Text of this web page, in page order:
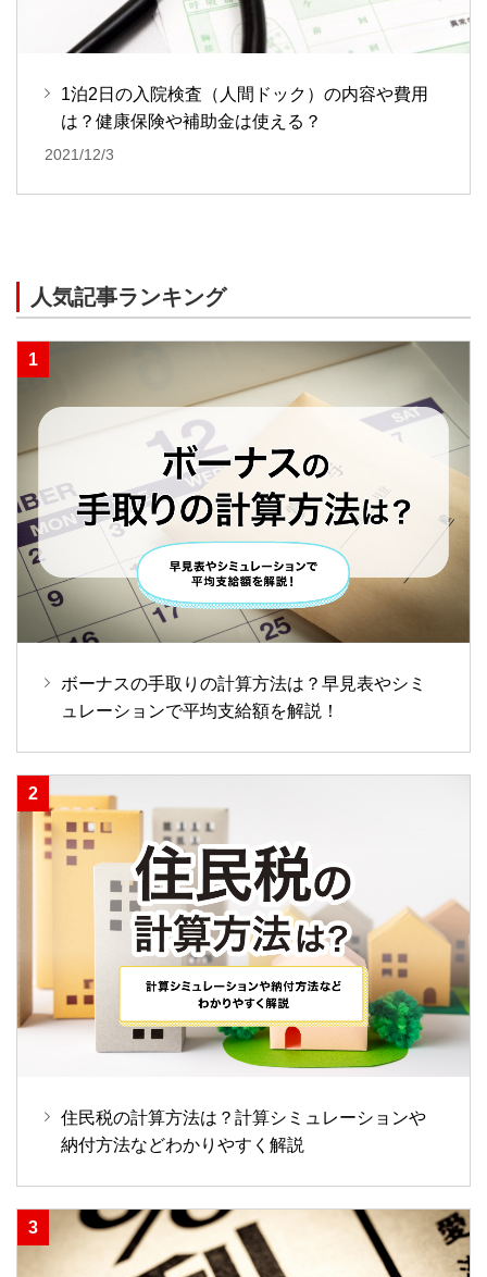
1泊2日の入院検査（人間ドック）の内容や費用
は？健康保険や補助金は使える？
2021/12/3
人気記事ランキング
ボーナスの手取りの計算方法は？早見表やシミ
ュレーションで平均支給額を解説！
住民税の計算方法は？計算シミュレーションや
納付方法などわかりやすく解説